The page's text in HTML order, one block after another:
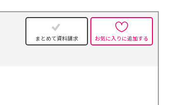
まとめて資料請求 お気に入りに追加する